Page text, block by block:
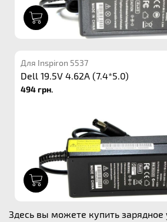
Для Inspiron 5537
Dell 19.5V 4.62A (7.4*5.0)
494 грн.
Здесь вы можете купить зарядное